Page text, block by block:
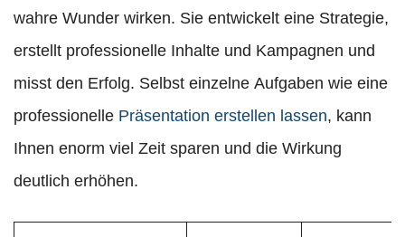
wahre Wunder wirken. Sie entwickelt eine Strategie,
erstellt professionelle Inhalte und Kampagnen und
misst den Erfolg. Selbst einzelne Aufgaben wie eine
professionelle Präsentation erstellen lassen, kann
Ihnen enorm viel Zeit sparen und die Wirkung
deutlich erhöhen.